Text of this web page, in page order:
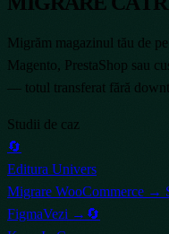
Migrăm magazinul tău de
Magento, PrestaShop sau
— totul transferat fără
Studii de caz
🔄
Editura Univers
Migrare WooCommerce →
FigmaVezi → 🔄